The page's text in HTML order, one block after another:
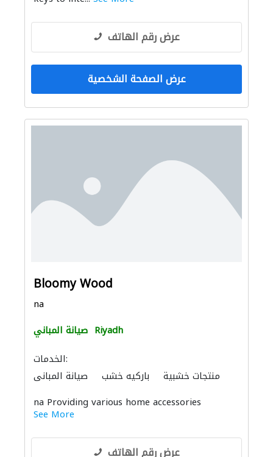
عرض رقم الهاتف
عرض الصفحة الشخصية
Bloomy Wood
na
صيانة المباني Riyadh
الخدمات:
صيانة المباني
باركيه خشب
منتجات خشبية
na Providing various home accessories
See More
عرض رقم الهاتف